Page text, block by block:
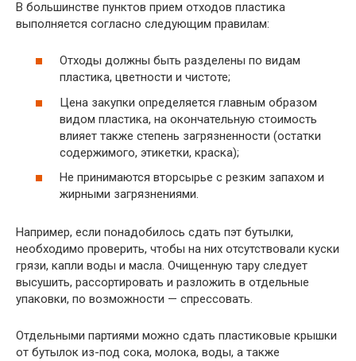
В большинстве пунктов прием отходов пластика
выполняется согласно следующим правилам:
Отходы должны быть разделены по видам
пластика, цветности и чистоте;
Цена закупки определяется главным образом
видом пластика, на окончательную стоимость
влияет также степень загрязненности (остатки
содержимого, этикетки, краска);
Не принимаются вторсырье с резким запахом и
жирными загрязнениями.
Например, если понадобилось сдать пэт бутылки,
необходимо проверить, чтобы на них отсутствовали куски
грязи, капли воды и масла. Очищенную тару следует
высушить, рассортировать и разложить в отдельные
упаковки, по возможности — спрессовать.
Отдельными партиями можно сдать пластиковые крышки
от бутылок из-под сока, молока, воды, а также